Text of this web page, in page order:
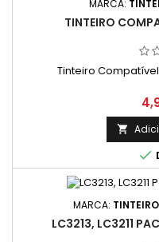
MARCA:
TINTEIRO
Tinteiro Compatível


MARCA:
LC3213, LC3211